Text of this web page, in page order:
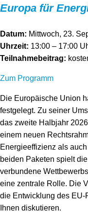
Europa für
Datum: Mittwoch, 23.
Uhrzeit: 13:00 – 17:00
Teilnahmebeitrag:
Zum Programm
Die Europäische Union
festgelegt. Zu seiner
das zweite Halbjahr
einem neuen
Energieeffizienz als
beiden Paketen spielt
verbundene
eine zentrale Rolle. Die
die Entwicklung des
Ihnen diskutieren.